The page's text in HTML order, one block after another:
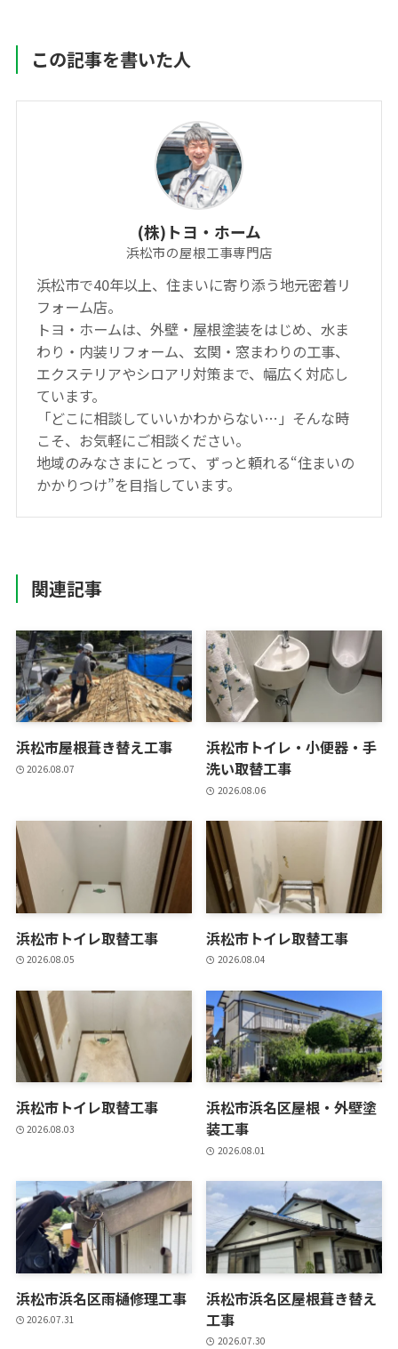
この記事を書いた人
(株)トヨ・ホーム
浜松市の屋根工事専門店
浜松市で40年以上、住まいに寄り添う地元密着リ
フォーム店。
トヨ・ホームは、外壁・屋根塗装をはじめ、水ま
わり・内装リフォーム、玄関・窓まわりの工事、
エクステリアやシロアリ対策まで、幅広く対応し
ています。
「どこに相談していいかわからない…」そんな時
こそ、お気軽にご相談ください。
地域のみなさまにとって、ずっと頼れる“住まいの
かかりつけ”を目指しています。
関連記事
浜松市屋根葺き替え工事
2026.08.07
浜松市トイレ・小便器・手
洗い取替工事
2026.08.06
浜松市トイレ取替工事
2026.08.05
浜松市トイレ取替工事
2026.08.04
浜松市トイレ取替工事
2026.08.03
浜松市浜名区屋根・外壁塗
装工事
2026.08.01
浜松市浜名区雨樋修理工事
2026.07.31
浜松市浜名区屋根葺き替え
工事
2026.07.30